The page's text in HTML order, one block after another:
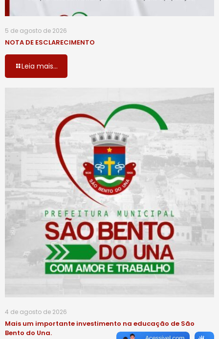
5 de agosto de 2026
NOTA DE ESCLARECIMENTO
Leia mais...
4 de agosto de 2026
Mais um importante investimento na educação de São
Bento do Una.